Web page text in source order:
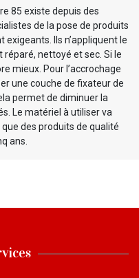
85 existe depuis des
de la pose de produits
Ils n’appliquent le
nettoyé et sec. Si le
mieux. Pour l’accrochage
une couche de fixateur de
permet de diminuer la
Le matériel à utiliser va
des produits de qualité
ans.